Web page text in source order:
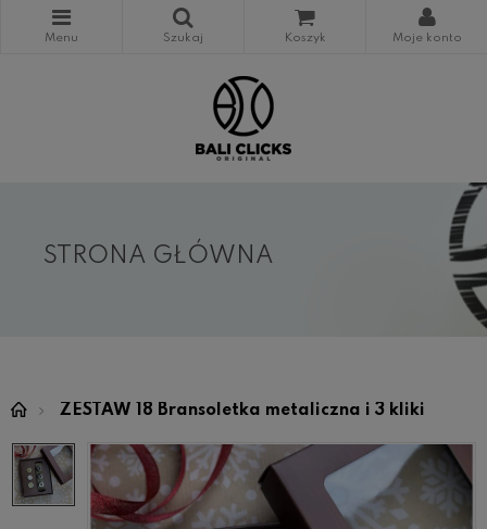
STRONA GŁÓWNA
ZESTAW 18 Bransoletka metaliczna i 3 kliki